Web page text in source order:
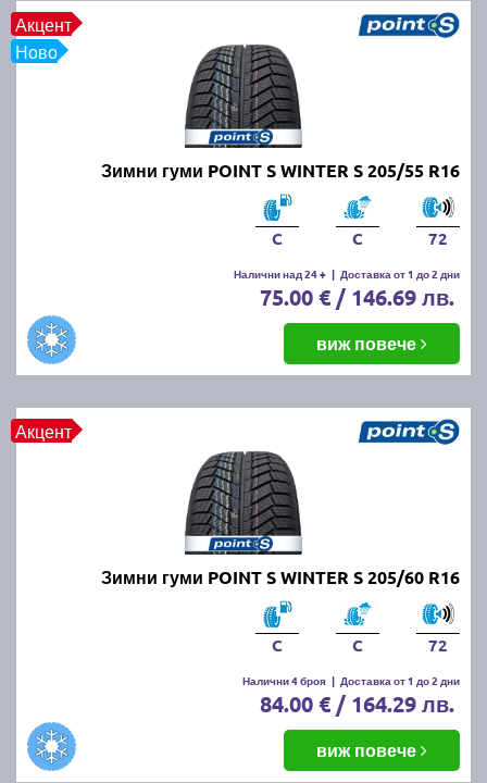
Акцент
Ново
Зимни гуми POINT S WINTER S 205/55 R16
C C 72
Налични над 24 + | Доставка от 1 до 2 дни
75.00 € / 146.69 лв.
виж повече
Акцент
Зимни гуми POINT S WINTER S 205/60 R16
C C 72
Налични 4 броя | Доставка от 1 до 2 дни
84.00 € / 164.29 лв.
виж повече